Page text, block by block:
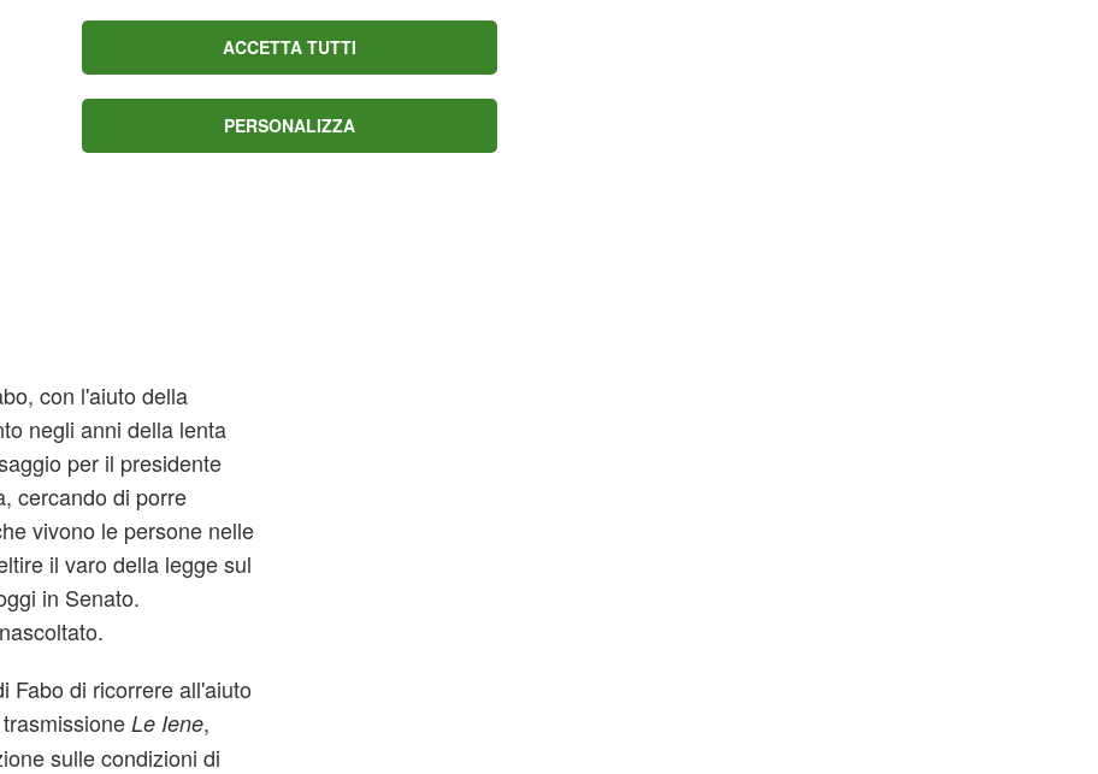
con l'aiuto della
negli anni della lenta
per il presidente
cercando di porre
vivono le persone nelle
il varo della legge sul
in Senato.
Fabo di ricorrere all'aiuto
Le Iene,
sulle condizioni di
ACCETTA TUTTI
PERSONALIZZA